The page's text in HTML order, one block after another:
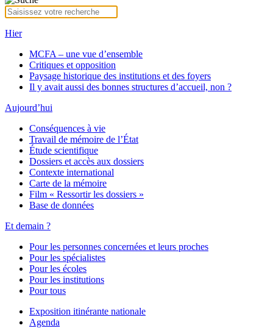
Hier
MCFA – une vue d’ensemble
Critiques et opposition
Paysage historique des institutions et des foyers
Il y avait aussi des bonnes structures d’accueil, non ?
Aujourd’hui
Conséquences à vie
Travail de mémoire de l’État
Étude scientifique
Dossiers et accès aux dossiers
Contexte international
Carte de la mémoire
Film « Ressortir les dossiers »
Base de données
Et demain ?
Pour les personnes concernées et leurs proches
Pour les spécialistes
Pour les écoles
Pour les institutions
Pour tous
Exposition itinérante nationale
Agenda